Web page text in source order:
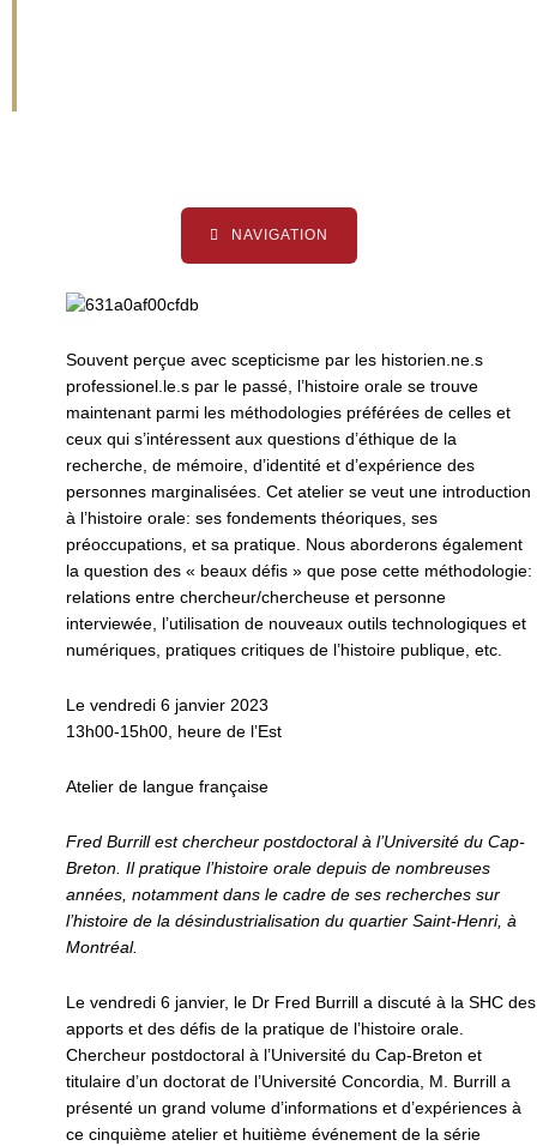
NAVIGATION
Souvent perçue avec scepticisme par les historien.ne.s
professionel.le.s par le passé, l’histoire orale se trouve
maintenant parmi les méthodologies préférées de celles et
ceux qui s’intéressent aux questions d’éthique de la
recherche, de mémoire, d’identité et d’expérience des
personnes marginalisées. Cet atelier se veut une introduction
à l’histoire orale: ses fondements théoriques, ses
préoccupations, et sa pratique. Nous aborderons également
la question des « beaux défis » que pose cette méthodologie:
relations entre chercheur/chercheuse et personne
interviewée, l’utilisation de nouveaux outils technologiques et
numériques, pratiques critiques de l’histoire publique, etc.
Le vendredi 6 janvier 2023
13h00-15h00, heure de l’Est
Atelier de langue française
Fred Burrill est chercheur postdoctoral à l’Université du Cap-
Breton. Il pratique l’histoire orale depuis de nombreuses
années, notamment dans le cadre de ses recherches sur
l’histoire de la désindustrialisation du quartier Saint-Henri, à
Montréal.
Le vendredi 6 janvier, le Dr Fred Burrill a discuté à la SHC des
apports et des défis de la pratique de l’histoire orale.
Chercheur postdoctoral à l’Université du Cap-Breton et
titulaire d’un doctorat de l’Université Concordia, M. Burrill a
présenté un grand volume d’informations et d’expériences à
ce cinquième atelier et huitième événement de la série